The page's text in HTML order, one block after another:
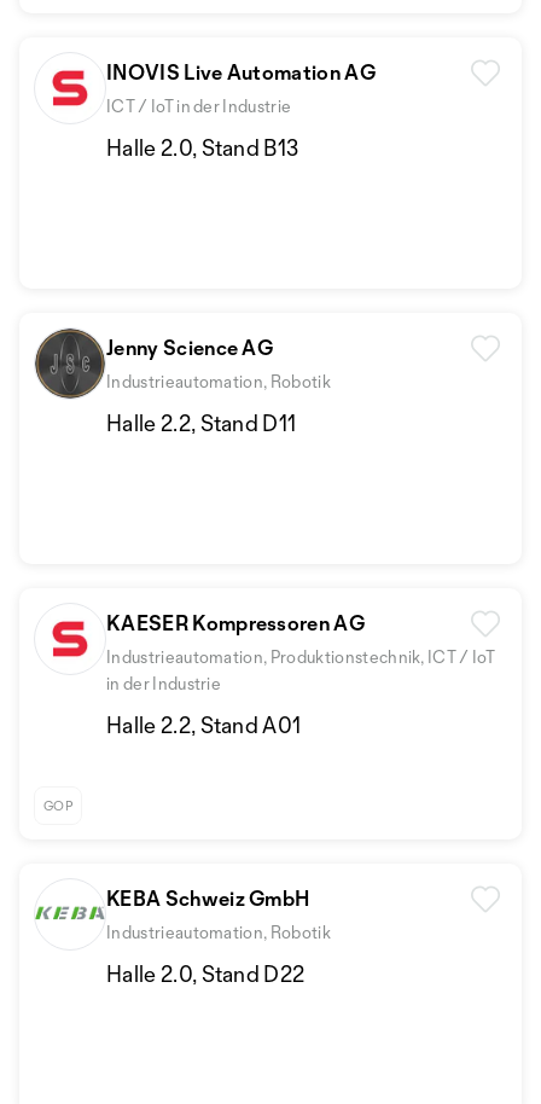
INOVIS Live Automation AG
ICT / IoT in der Industrie
Halle 2.0, Stand B13
Jenny Science AG
Industrieautomation, Robotik
Halle 2.2, Stand D11
KAESER Kompressoren AG
Industrieautomation, Produktionstechnik, ICT / IoT
in der Industrie
Halle 2.2, Stand A01
GOP
KEBA Schweiz GmbH
Industrieautomation, Robotik
Halle 2.0, Stand D22